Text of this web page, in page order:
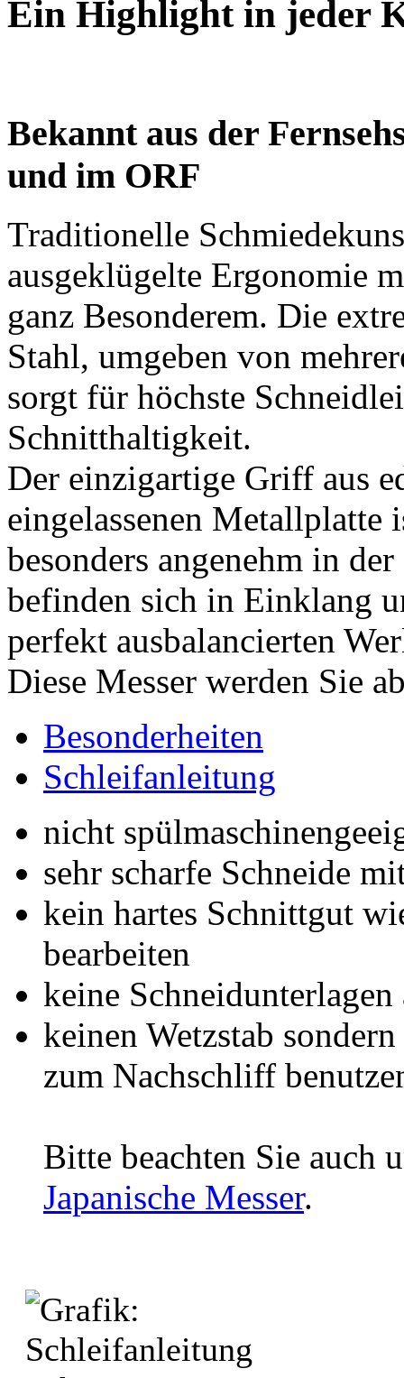
Ein Highlight in jeder
Bekannt aus der
und im ORF
Traditionelle
ausgeklügelte Ergonomie
ganz Besonderem. Die
Stahl, umgeben von
sorgt für höchste
Schnitthaltigkeit.
Der einzigartige Griff aus
eingelassenen
besonders angenehm in
befinden sich in Einklang
perfekt ausbalancierten
Diese Messer werden Sie
Besonderheiten
Schleifanleitung
nicht
sehr scharfe Schneide
kein hartes Schnittgut
bearbeiten
keine
keinen Wetzstab
zum Nachschliff
Bitte beachten Sie auch
Japanische Messer.